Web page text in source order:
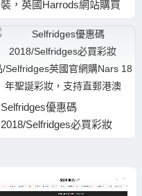
裝，英國Harrods網站購買
Selfridges優惠碼
2018/Selfridges必買彩妝